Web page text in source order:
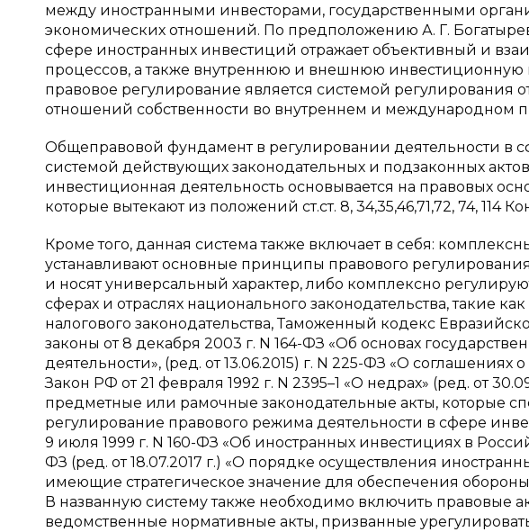
между иностранными инвесторами, государственными
экономических отношений. По предположению А. Г.
сфере иностранных инвестиций отражает объективный и
процессов, а также внутреннюю и внешнюю инвестиционную
правовое регулирование является системой
отношений собственности во внутреннем и международном
Общеправовой фундамент в регулировании деятельности в
системой действующих законодательных и подзаконных
инвестиционная деятельность основывается на правовых
которые вытекают из положений ст.ст. 8, 34,35,46,71,72, 74, 114
Кроме того, данная система также включает в себя:
устанавливают основные принципы правового
и носят универсальный характер, либо комплексно
сферах и отраслях национального законодательства, такие
налогового законодательства, Таможенный кодекс
законы от 8 декабря 2003 г. N 164-ФЗ «Об основах
деятельности», (ред. от 13.06.2015) г. N 225-ФЗ «О соглашениях
Закон РФ от 21 февраля 1992 г. N 2395–1 «О недрах» (ред. от
предметные или рамочные законодательные акты, которые
регулирование правового режима деятельности в сфере
9 июля 1999 г. N 160-ФЗ «Об иностранных инвестициях в
ФЗ (ред. от 18.07.2017 г.) «О порядке осуществления
имеющие стратегическое значение для обеспечения обороны
В названную систему также необходимо включить правовые
ведомственные нормативные акты, призванные